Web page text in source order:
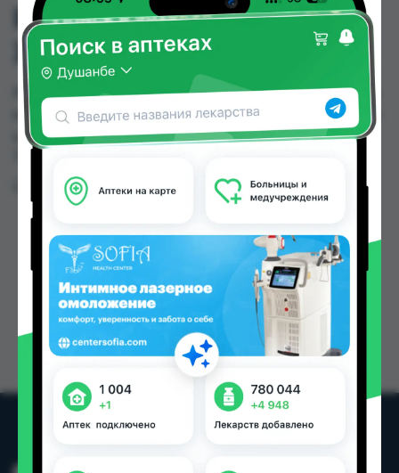
REXONA 150ML ДЛЯ
ЖЕН ШОВЕР ФРЕШ
REXONA 150ML ДЛЯ ЖЕН ШОВЕР ФРЕШ можно
купить или заказать в аптеках, КВД Дорухона по
цене от 22.00 TJS в Душанбе и других городах
Цена: от22.00 TJS